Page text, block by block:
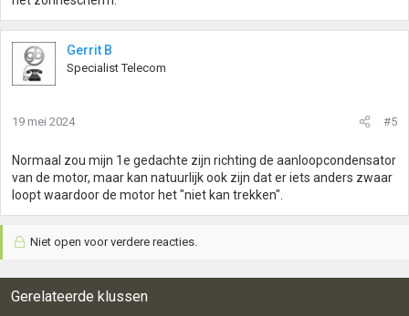
Gerrit B
Specialist Telecom
19 mei 2024 #5
Normaal zou mijn 1e gedachte zijn richting de aanloopcondensator
van de motor, maar kan natuurlijk ook zijn dat er iets anders zwaar
loopt waardoor de motor het "niet kan trekken".
Niet open voor verdere reacties.
Gerelateerde klussen